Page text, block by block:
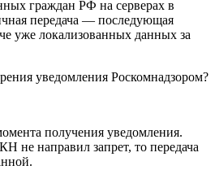
граждан РФ на серверах в
передача — последующая
уже локализованных данных за
уведомления Роскомнадзором?
получения уведомления.
не направил запрет, то передача